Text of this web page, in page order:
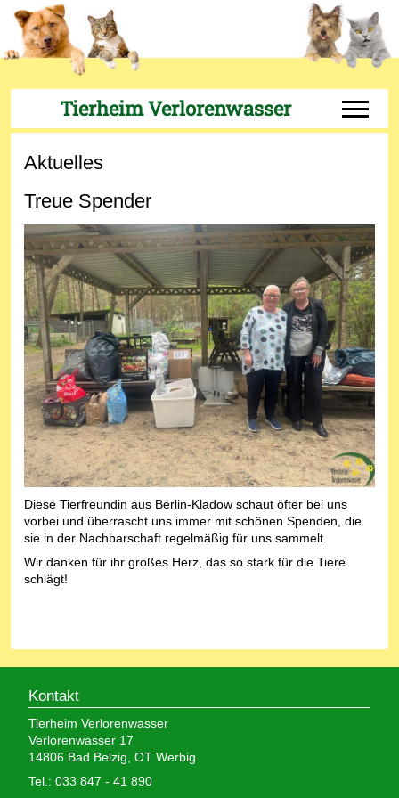
Tierheim Verlorenwasser Off-
Aktuelles
Treue Spender
Diese Tierfreundin aus Berlin-Kladow schaut öfter bei uns
vorbei und überrascht uns immer mit schönen Spenden, die
sie in der Nachbarschaft regelmäßig für uns sammelt.
Wir danken für ihr großes Herz, das so stark für die Tiere
schlägt!
Kontakt
Tierheim Verlorenwasser
Verlorenwasser 17
14806 Bad Belzig, OT Werbig
Tel.: 033 847 - 41 890